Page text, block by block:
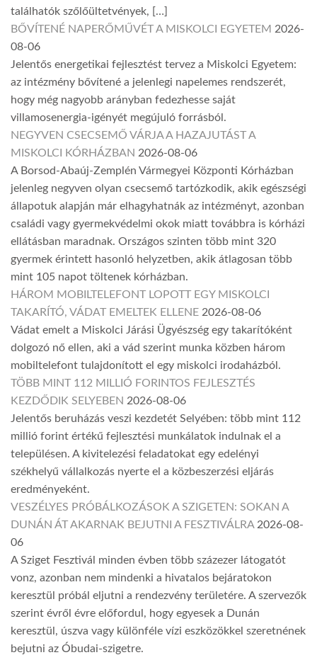
találhatók szőlőültetvények, […]
BŐVÍTENÉ NAPERŐMŰVÉT A MISKOLCI EGYETEM 2026-
08-06
Jelentős energetikai fejlesztést tervez a Miskolci Egyetem:
az intézmény bővítené a jelenlegi napelemes rendszerét,
hogy még nagyobb arányban fedezhesse saját
villamosenergia-igényét megújuló forrásból.
NEGYVEN CSECSEMŐ VÁRJA A HAZAJUTÁST A
MISKOLCI KÓRHÁZBAN 2026-08-06
A Borsod-Abaúj-Zemplén Vármegyei Központi Kórházban
jelenleg negyven olyan csecsemő tartózkodik, akik egészségi
állapotuk alapján már elhagyhatnák az intézményt, azonban
családi vagy gyermekvédelmi okok miatt továbbra is kórházi
ellátásban maradnak. Országos szinten több mint 320
gyermek érintett hasonló helyzetben, akik átlagosan több
mint 105 napot töltenek kórházban.
HÁROM MOBILTELEFONT LOPOTT EGY MISKOLCI
TAKARÍTÓ, VÁDAT EMELTEK ELLENE 2026-08-06
Vádat emelt a Miskolci Járási Ügyészség egy takarítóként
dolgozó nő ellen, aki a vád szerint munka közben három
mobiltelefont tulajdonított el egy miskolci irodaházból.
TÖBB MINT 112 MILLIÓ FORINTOS FEJLESZTÉS
KEZDŐDIK SELYEBEN 2026-08-06
Jelentős beruházás veszi kezdetét Selyében: több mint 112
millió forint értékű fejlesztési munkálatok indulnak el a
településen. A kivitelezési feladatokat egy edelényi
székhelyű vállalkozás nyerte el a közbeszerzési eljárás
eredményeként.
VESZÉLYES PRÓBÁLKOZÁSOK A SZIGETEN: SOKAN A
DUNÁN ÁT AKARNAK BEJUTNI A FESZTIVÁLRA 2026-08-
06
A Sziget Fesztivál minden évben több százezer látogatót
vonz, azonban nem mindenki a hivatalos bejáratokon
keresztül próbál eljutni a rendezvény területére. A szervezők
szerint évről évre előfordul, hogy egyesek a Dunán
keresztül, úszva vagy különféle vízi eszközökkel szeretnének
bejutni az Óbudai-szigetre.